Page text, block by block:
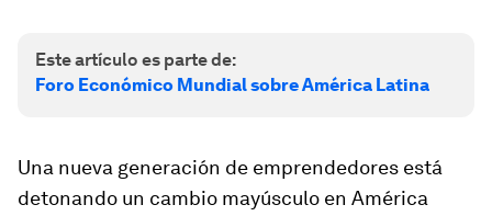
Este artículo es parte de:
Foro Económico Mundial sobre América Latina
Una nueva generación de emprendedores está
detonando un cambio mayúsculo en América